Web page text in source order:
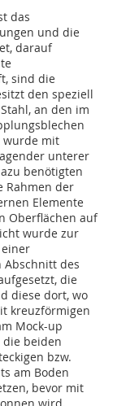
das
und die
darauf
sind die
den speziell
an den im
wurde mit
unterer
benötigten
Rahmen der
Elemente
Oberflächen auf
wurde zur
Abschnitt des
die
diese dort, wo
kreuzförmigen
Mock-up
die beiden
bzw.
am Boden
bevor mit